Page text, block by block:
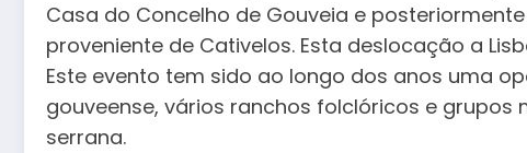
Casa do Concelho de Gouveia e
proveniente de Cativelos. Esta deslocação a
Este evento tem sido ao longo dos anos uma
gouveense, vários ranchos folclóricos e grupos
serrana.